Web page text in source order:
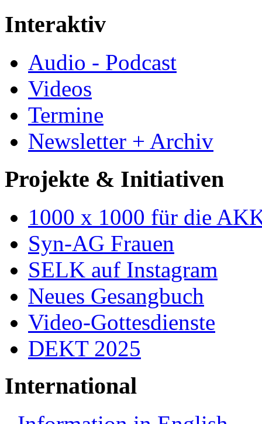
Interaktiv
Audio - Podcast
Videos
Termine
Newsletter + Archiv
Projekte & Initiativen
1000 x 1000 für die
Syn-AG Frauen
SELK auf Instagram
Neues Gesangbuch
Video-Gottesdienste
DEKT 2025
International